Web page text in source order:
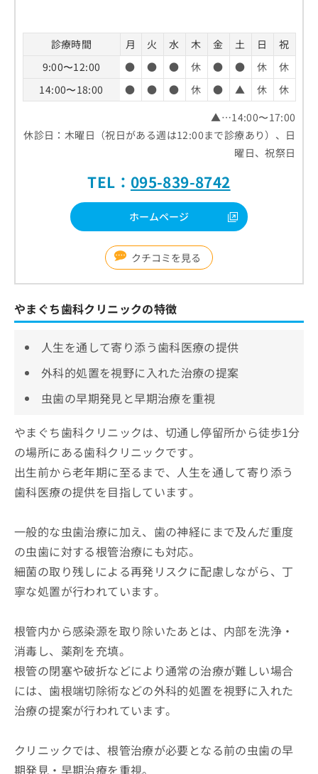
診療時間 月 火 水 木 金 土 日
祝
9:00〜12:00
● ● ● 休 ● ● 休
休
14:00〜18:00
● ● ● 休 ● ▲ 休
休
▲…14:00〜17:00
休診日：木曜日（祝日がある週は12:00まで診療あり）、日
曜日、祝祭日
TEL： 095-839-8742
ホームページ
クチコミを見る
やまぐち歯科クリニックの特徴
人生を通して寄り添う歯科医療の提供
外科的処置を視野に入れた治療の提案
虫歯の早期発見と早期治療を重視
やまぐち歯科クリニックは、切通し停留所から徒歩1分
の場所にある歯科クリニックです。
出生前から老年期に至るまで、人生を通して寄り添う
歯科医療の提供を目指しています。
一般的な虫歯治療に加え、歯の神経にまで及んだ重度
の虫歯に対する根管治療にも対応。
細菌の取り残しによる再発リスクに配慮しながら、丁
寧な処置が行われています。
根管内から感染源を取り除いたあとは、内部を洗浄・
消毒し、薬剤を充填。
根管の閉塞や破折などにより通常の治療が難しい場合
には、歯根端切除術などの外科的処置を視野に入れた
治療の提案が行われています。
クリニックでは、根管治療が必要となる前の虫歯の早
期発見・早期治療を重視。